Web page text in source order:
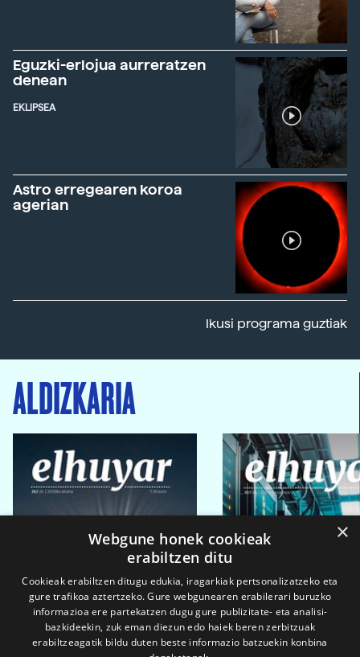
Eguzki-erlojua aurreratzen
denean
EKLIPSEA
Astro erregearen koroa
agerian
Ikusi programa guztiak
ALDIZKARIA
×
Webgune honek cookieak
erabiltzen ditu
Cookieak erabiltzen ditugu edukia, iragarkiak pertsonalizatzeko eta
gure trafikoa aztertzeko. Gure webgunearen erabilerari buruzko
informazioa ere partekatzen dugu gure publizitate- eta analisi-
bazkideekin, zuk eman diezun edo haiek beren zerbitzuak
erabiltzeagatik bildu duten beste informazio batzuekin konbina